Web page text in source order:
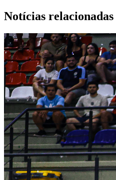
Notícias relacionadas